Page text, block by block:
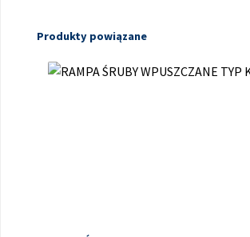
Pomiń galerię produktów
Produkty powiązane